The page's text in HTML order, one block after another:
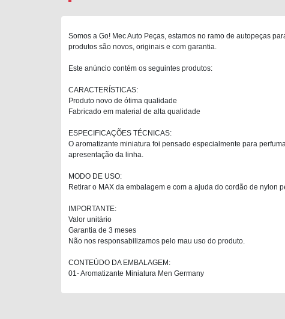
Somos a Go! Mec Auto Peças, estamos no ramo de autopeças
produtos são novos, originais e com garantia.
Este anúncio contém os seguintes produtos:
CARACTERÍSTICAS:
Produto novo de ótima qualidade
Fabricado em material de alta qualidade
ESPECIFICAÇÕES TÉCNICAS:
O aromatizante miniatura foi pensado especialmente para
apresentação da linha.
MODO DE USO:
Retirar o MAX da embalagem e com a ajuda do cordão de nylon
IMPORTANTE:
Valor unitário
Garantia de 3 meses
Não nos responsabilizamos pelo mau uso do produto.
CONTEÚDO DA EMBALAGEM:
01- Aromatizante Miniatura Men Germany